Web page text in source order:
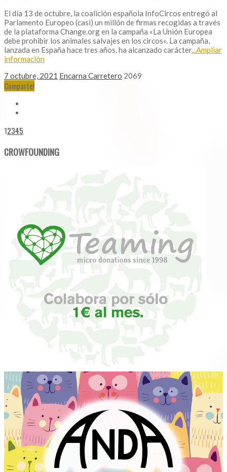
El día 13 de octubre, la coalición española InfoCircos entregó al
Parlamento Europeo (casi) un millón de firmas recogidas a través
de la plataforma Change.org en la campaña «La Unión Europea
debe prohibir los animales salvajes en los circos«. La campaña,
lanzada en España hace tres años, ha alcanzado carácter...Ampliar
información
7 octubre, 2021 Encarna Carretero 2069
Comparte!
12345
CROWFOUNDING